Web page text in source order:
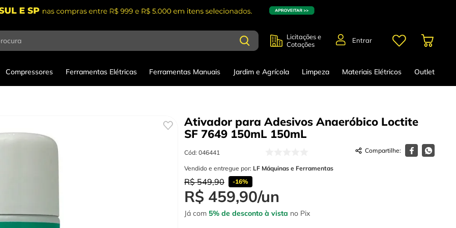
Licitações e
Cotações
Entrar
Compressores Ferramentas Elétricas Ferramentas Manuais Jardim e Agrícola Limpeza Materiais Elétricos Outlet
Ativador para Adesivos Anaeróbico Loctite
SF 7649 150mL 150mL
Cód: 046441
Vendido e entregue por: LF Máquinas e Ferramentas
R$ 549,90 -16%
R$ 459,90/un
Já com 5% de desconto à vista no Pix